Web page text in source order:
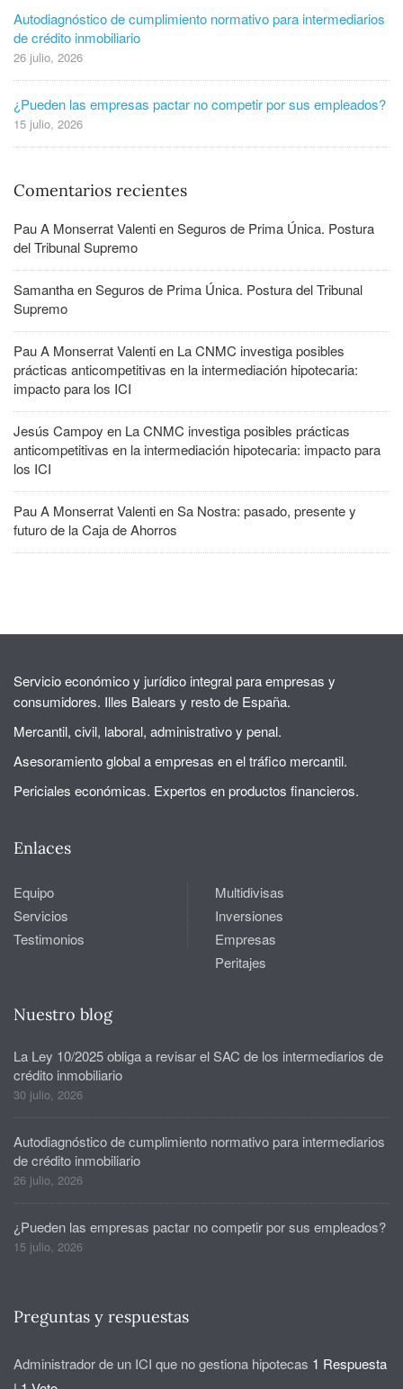
Autodiagnóstico de cumplimiento normativo para intermediarios
de crédito inmobiliario
26 julio, 2026
¿Pueden las empresas pactar no competir por sus empleados?
15 julio, 2026
Comentarios recientes
Pau A Monserrat ValentienSeguros de Prima Única. Postura
del Tribunal Supremo
SamanthaenSeguros de Prima Única. Postura del Tribunal
Supremo
Pau A Monserrat Valentien La CNMC investiga posibles
prácticas anticompetitivas en la intermediación hipotecaria:
impacto para los ICI
Jesús Campoy en La CNMC investiga posibles prácticas
anticompetitivas en la intermediación hipotecaria: impacto para
los ICI
Pau A Monserrat ValentienSa Nostra: pasado, presente y
futuro de la Caja de Ahorros
Servicio económico y jurídico integral para empresas y
consumidores. Illes Balears y resto de España.
Mercantil, civil, laboral, administrativo y penal.
Asesoramiento global a empresas en el tráfico mercantil.
Periciales económicas. Expertos en productos financieros.
Enlaces
Equipo
Servicios
Testimonios
Multidivisas
Inversiones
Empresas
Peritajes
Nuestro blog
La Ley 10/2025 obliga a revisar el SAC de los intermediarios de
crédito inmobiliario
30 julio, 2026
Autodiagnóstico de cumplimiento normativo para intermediarios
de crédito inmobiliario
26 julio, 2026
¿Pueden las empresas pactar no competir por sus empleados?
15 julio, 2026
Preguntas y respuestas
Administrador de un ICI que no gestiona hipotecas 1 Respuesta